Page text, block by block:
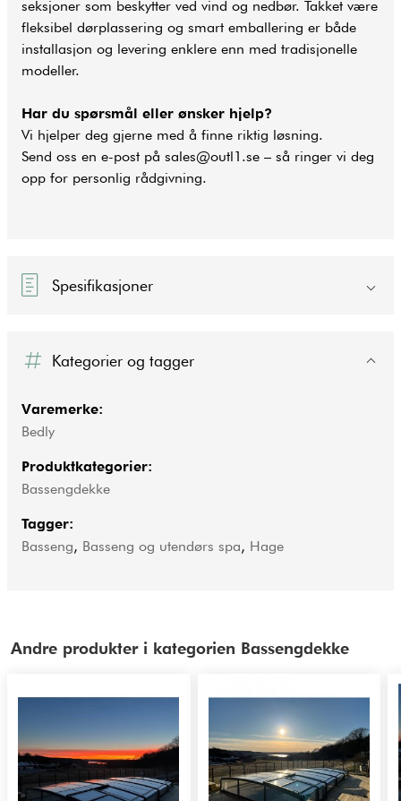
seksjoner som beskytter ved vind og nedbør. Takket være
fleksibel dørplassering og smart emballering er både
installasjon og levering enklere enn med tradisjonelle
modeller.
Har du spørsmål eller ønsker hjelp?
Vi hjelper deg gjerne med å finne riktig løsning.
Send oss en e-post på sales@outl1.se – så ringer vi deg
opp for personlig rådgivning.
Spesifikasjoner
Kategorier og tagger
Varemerke:
Bedly
Produktkategorier:
Bassengdekke
Tagger:
Basseng, Basseng og utendørs spa, Hage
Andre produkter i kategorien Bassengdekke